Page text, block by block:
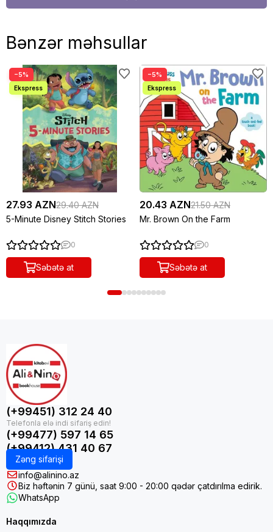
Bənzər məhsullar
−5%
27.93 AZN29.40 AZN
5-Minute Disney Stitch Stories
0
Səbətə at
−5%
20.43 AZN21.50 AZN
Mr. Brown On the Farm
0
Səbətə at
(+99451) 312 24 40
(+99477) 597 14 65
(+99412) 431 40 67
Zəng sifarişi
info@alinino.az
Biz həftənin 7 günü, saat 9:00 - 20:00 qədər çatdırılma edirik.
WhatsApp
Haqqımızda